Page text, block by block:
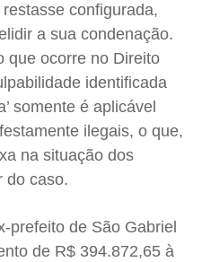
configurada,
a sua condenação.
que ocorre no Direito
identificada
somente é aplicável
ilegais, o que,
na situação dos
do caso.
prefeito de São Gabriel
de R$ 394.872,65 à